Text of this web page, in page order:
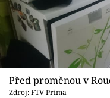
Před proměnou v
Zdroj: FTV Prima